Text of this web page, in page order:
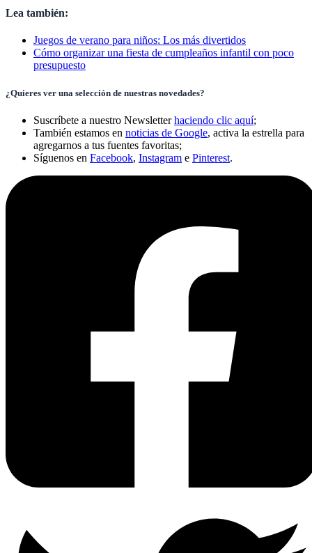
Lea también:
Juegos de verano para niños: Los más divertidos
Cómo organizar una fiesta de cumpleaños infantil con poco
presupuesto
¿Quieres ver una selección de nuestras novedades?
Suscríbete a nuestro Newsletterhaciendo clic aquí;
También estamos en noticias de Google, activa la estrella para
agregarnos a tus fuentes favoritas;
Síguenos en Facebook, Instagram e Pinterest.